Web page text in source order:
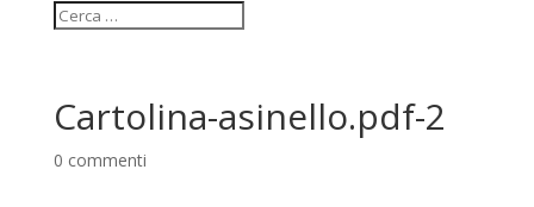
Cartolina-asinello.pdf-2
0 commenti